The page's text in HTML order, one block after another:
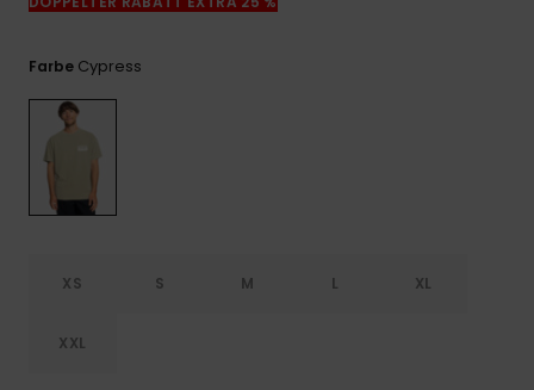
Farbe Cypress
XS S M L XL
XXL